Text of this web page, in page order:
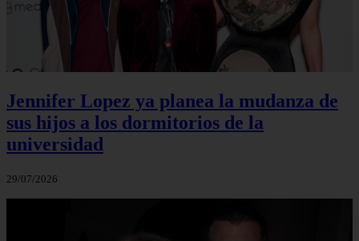
Jennifer Lopez ya planea la mudanza de
sus hijos a los dormitorios de la
universidad
29/07/2026